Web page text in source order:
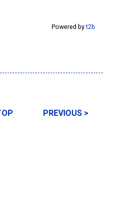
Powered byt2b
PREVIOUS >